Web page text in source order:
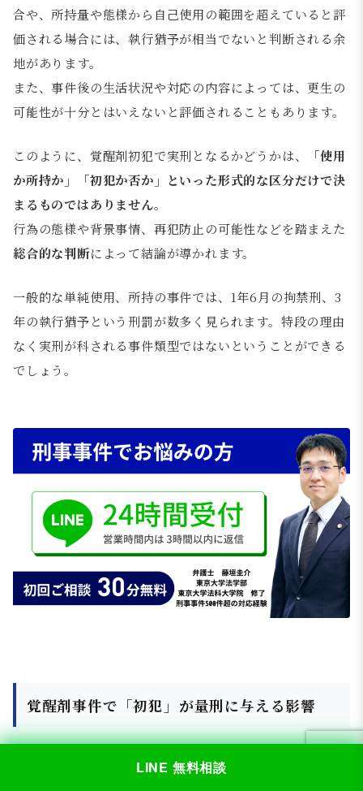
LINE 無料相談
合や、所持量や態様から自己使用の範囲を超えていると評
価される場合には、執行猶予が相当でないと判断される余
地があります。
また、事件後の生活状況や対応の内容によっては、更生の
可能性が十分とはいえないと評価されることもあります。
このように、覚醒剤初犯で実刑となるかどうかは、
「使用
か所持か」「初犯か否か」といった形式的な区分だけで決
まるものではありません。
行為の態様や背景事情、再犯防止の可能性などを踏まえた
総合的な判断によって結論が導かれます。
一般的な単純使用、所持の事件では、1年6月の拘禁刑、3
年の執行猶予という刑罰が数多く見られます。特段の理由
なく実刑が科される事件類型ではないということができる
でしょう。
覚醒剤事件で「初犯」が量刑に与える影響
覚醒剤事件において、 初犯であることは量刑判断における